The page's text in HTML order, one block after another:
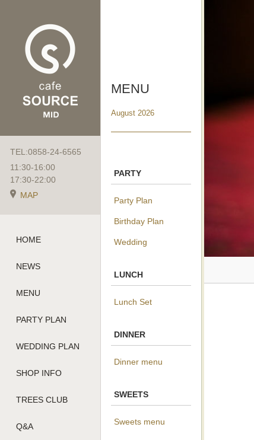
TEL:0858-24-6565
11:30-16:00
17:30-22:00
MAP
HOME
NEWS
MENU
PARTY PLAN
WEDDING PLAN
SHOP INFO
TREES CLUB
Q&A
MENU
August 2026
PARTY
Party Plan
Birthday Plan
Wedding
LUNCH
Lunch Set
DINNER
Dinner menu
SWEETS
Sweets menu